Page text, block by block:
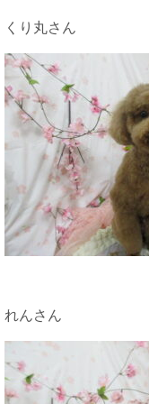
くり丸さん
れんさん